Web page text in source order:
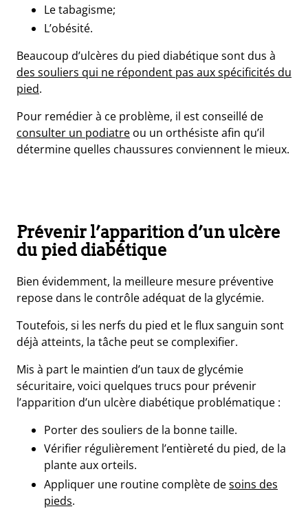
Le tabagisme;
L’obésité.
Beaucoup d’ulcères du pied diabétique sont dus à
des souliers qui ne répondent pas aux spécificités du
pied.
Pour remédier à ce problème, il est conseillé de
consulter un podiatre ou un orthésiste afin qu’il
détermine quelles chaussures conviennent le mieux.
Prévenir l’apparition d’un ulcère
du pied diabétique
Bien évidemment, la meilleure mesure préventive
repose dans le contrôle adéquat de la glycémie.
Toutefois, si les nerfs du pied et le flux sanguin sont
déjà atteints, la tâche peut se complexifier.
Mis à part le maintien d’un taux de glycémie
sécuritaire, voici quelques trucs pour prévenir
l’apparition d’un ulcère diabétique problématique :
Porter des souliers de la bonne taille.
Vérifier régulièrement l’entièreté du pied, de la
plante aux orteils.
Appliquer une routine complète desoins des
pieds.